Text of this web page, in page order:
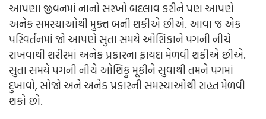
આપણા જીવનમાં નાનો સરખો બદલાવ કરીને પણ આપણે
અનેક સમસ્યાઓથી મુક્ત બની શકીએ છીએ. આવા જ એક
પરિવર્તનમાં જો આપણે સુતા સમયે ઓશિકાને પગની નીચે
રાખવાથી શરીરમાં અનેક પ્રકારના ફાયદા મેળવી શકીએ છીએ.
સુતા સમયે પગની નીચે ઓશિકુ મૂકીને સુવાથી તમને પગમાં
દુખાવો, સોજો અને અનેક પ્રકારની સમસ્યાઓથી રાહત મેળવી
શકો છો.